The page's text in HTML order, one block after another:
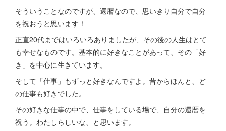
そういうことなのですが、還暦なので、思いきり自分で自分
を祝おうと思います！
正直20代まではいろいろありましたが、その後の人生はとて
も幸せなものです。基本的に好きなことがあって、その「好
き」を中心に生きています。
そして「仕事」もずっと好きなんですよ。昔からほんと、ど
の仕事も好きでした。
その好きな仕事の中で、仕事をしている場で、自分の還暦を
祝う。わたしらしいな、と思います。